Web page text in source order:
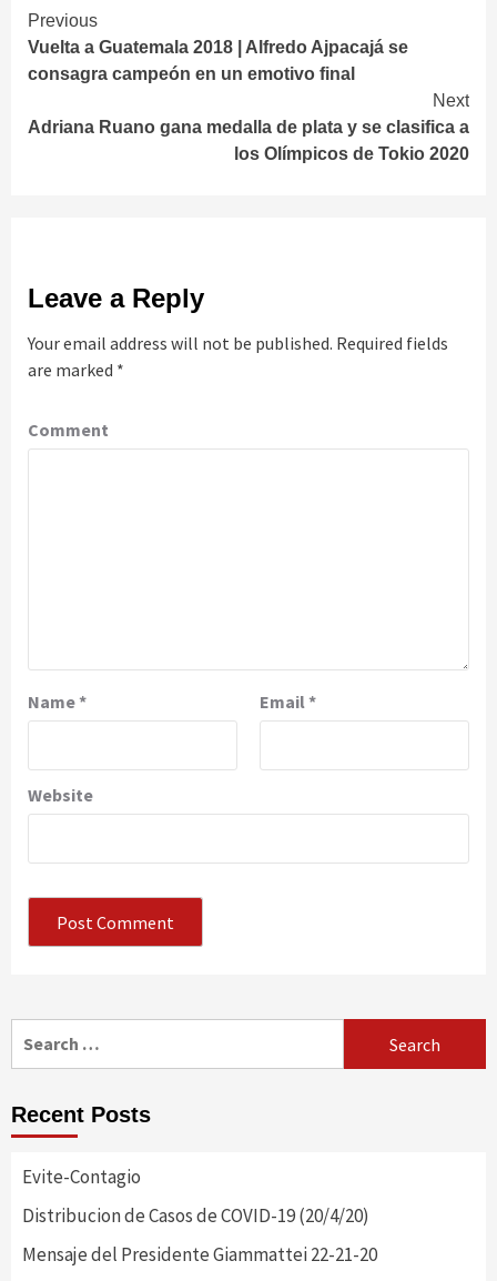
Continue
Reading
Previous
Vuelta a Guatemala 2018 | Alfredo Ajpacajá se
consagra campeón en un emotivo final
Next
Adriana Ruano gana medalla de plata y se clasifica a
los Olímpicos de Tokio 2020
Leave a Reply
Your email address will not be published. Required fields
are marked *
Comment
Name* Email*
Website
Recent Posts
Evite-Contagio
Distribucion de Casos de COVID-19 (20/4/20)
Mensaje del Presidente Giammattei 22-21-20